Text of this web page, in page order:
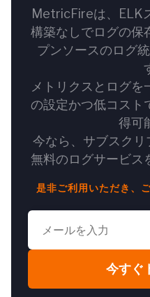
MetricFireは、ELK
構築なしでログの保
プンソースのログ
メトリクスとログを
の設定かつ低コスト
得可
今なら、サブスク
無料のログサービス
是非ご利用いただき、
今すぐ